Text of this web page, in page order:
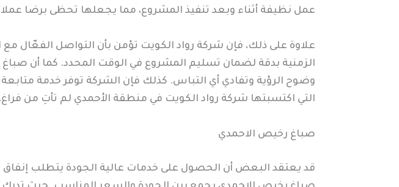
عمل نظيفة أثناء وبعد تنفيذ المشروع، مما يجعلها تحظى برضا
علاوة على ذلك، فإن شركة رواد الكويت تؤمن بأن التواصل
الزمنية بدقة لضمان تسليم المشروع في الوقت المحدد. كما أن
وضوح الرؤية وتفادي أي التباس. كذلك فإن الشركة توفر خدمة متابعة
التي اكتسبتها شركة رواد الكويت في منطقة الأحمدي لم تأتِ من
صباغ رخيص الاحمدي
قد يعتقد البعض أن الحصول على خدمات عالية الجودة يتطلب إنفاق